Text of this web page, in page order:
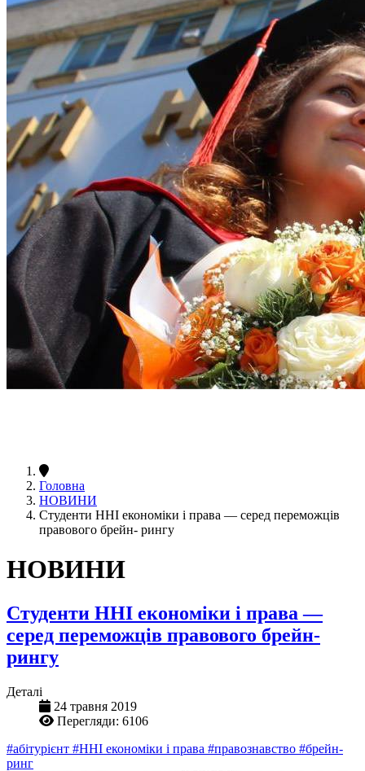
Головна
НОВИНИ
Студенти ННІ економіки і права — серед переможців
правового брейн- рингу
НОВИНИ
Студенти ННІ економіки і права —
серед переможців правового брейн-
рингу
Деталі
24 травня 2019
Перегляди: 6106
#абітурієнт #ННІ економіки і права #правознавство #брейн-
ринг